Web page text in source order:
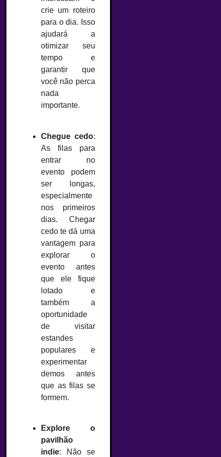
crie um roteiro
para o dia. Isso
ajudará a
otimizar seu
tempo e
garantir que
você não perca
nada
importante.
Chegue cedo:
As filas para
entrar no
evento podem
ser longas,
especialmente
nos primeiros
dias. Chegar
cedo te dá uma
vantagem para
explorar o
evento antes
que ele fique
lotado e
também a
oportunidade
de visitar
estandes
populares e
experimentar
demos antes
que as filas se
formem.
Explore o
pavilhão
indie: Não se